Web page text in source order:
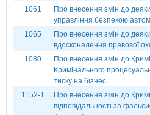
1061
Про внесення змін до
управління безпекою
1065
Про внесення змін до
вдосконалення правової
1080
Про внесення змін до
Кримінального
тиску на бізнес
1152-1
Про внесення змін до
відповідальності за